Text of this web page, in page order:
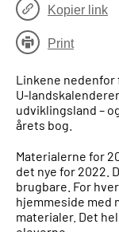
Kopier link
Print
Linkene
U-
udviklingsland –
årets bog.
Materialerne for
det nye for 2022.
brugbare. For
hjemmeside med
materialer. Det